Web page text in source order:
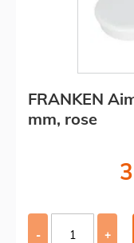
FRANKEN
mm, rose
- +